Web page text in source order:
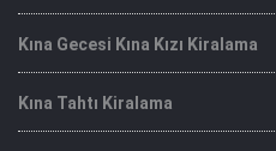
Kına Gecesi Kına Kızı Kiralama
Kına Tahtı Kiralama